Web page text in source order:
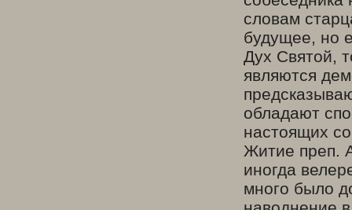
словам
будущее, но
Дух Святой,
являются
обладают
настоящих
Житие преп.
иногда
много было